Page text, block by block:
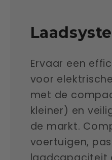
Ervaar een
voor
met de
kleiner) en
de markt.
voertuigen,